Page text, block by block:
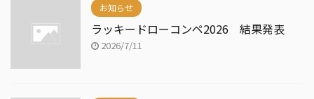
お知らせ
ラッキードローコンペ2026 結果発表
2026/7/11